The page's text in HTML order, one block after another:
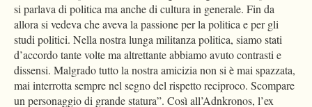
si parlava di politica ma anche di cultura in generale. Fin da
allora si vedeva che aveva la passione per la politica e per gli
studi politici. Nella nostra lunga militanza politica, siamo stati
d’accordo tante volte ma altrettante abbiamo avuto contrasti e
dissensi. Malgrado tutto la nostra amicizia non si è mai spazzata,
mai interrotta sempre nel segno del rispetto reciproco. Scompare
un personaggio di grande statura”. Così all’Adnkronos, l’ex